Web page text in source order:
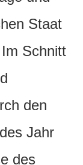
Staat
Schnitt
den
Jahr
des